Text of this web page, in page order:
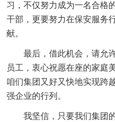
习，不仅努力成为一名合格
干部，更要努力在保安服务
献。
最后，借此机会，请允
员工，衷心祝愿在座的家庭
咱们集团又好又快地实现跨
强企业的行列。
我坚信，只要我们集团